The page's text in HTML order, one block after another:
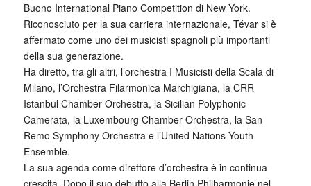
Buono International Piano Competition di New York.
Riconosciuto per la sua carriera internazionale, Tévar si è
affermato come uno dei musicisti spagnoli più importanti
della sua generazione.
Ha diretto, tra gli altri, l’orchestra I Musicisti della Scala di
Milano, l’Orchestra Filarmonica Marchigiana, la CRR
Istanbul Chamber Orchestra, la Sicilian Polyphonic
Camerata, la Luxembourg Chamber Orchestra, la San
Remo Symphony Orchestra e l’United Nations Youth
Ensemble.
La sua agenda come direttore d’orchestra è in continua